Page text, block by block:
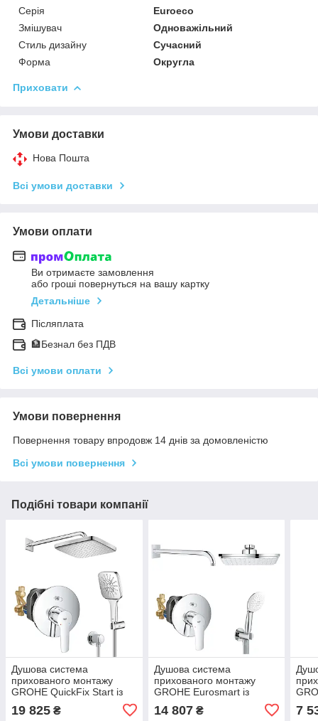
Серія
Euroeco
Змішувач
Одноважільний
Стиль дизайну
Сучасний
Форма
Округла
Приховати
Умови доставки
Нова Пошта
Всі умови доставки
Умови оплати
Ви отримаєте замовлення
або гроші повернуться на вашу картку
Детальніше
Післяплата
🏦Безнал без ПДВ
Всі умови оплати
Умови повернення
Повернення товару впродовж 14 днів за домовленістю
Всі умови повернення
Подібні товари компанії
Душова система
прихованого монтажу
GROHE QuickFix Start із
хром UA25183007
19 825 ₴
Душова система
прихованого монтажу
GROHE Eurosmart із
хром 25183006
14 807₴ 7